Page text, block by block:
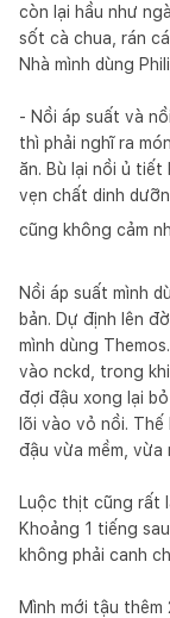
còn lại hầu như
sốt cà chua, rán
Nhà mình dùng
- Nồi áp suất và
thì phải nghĩ ra
ăn. Bù lại nồi ủ
vẹn chất dinh
cũng không cảm
Nồi áp suất mình
bản. Dự định lên
mình dùng
vào nckd, trong
đợi đậu xong lại
lõi vào vỏ nồi.
đậu vừa mềm, vừa
Luộc thịt cũng rất
Khoảng 1 tiếng
không phải canh
Mình mới tậu thêm